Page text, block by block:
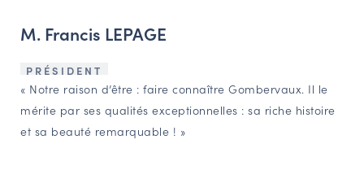
M. Francis LEPAGE
PRÉSIDENT
« Notre raison d’être : faire connaître Gombervaux. Il le
mérite par ses qualités exceptionnelles : sa riche histoire
et sa beauté remarquable ! »